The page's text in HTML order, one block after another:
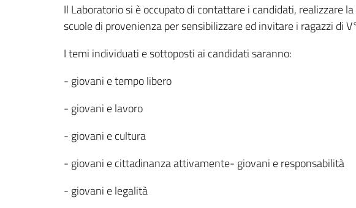
Il Laboratorio si è occupato di contattare i candidati, realizzare
scuole di provenienza per sensibilizzare ed invitare i ragazzi di
I temi individuati e sottoposti ai candidati saranno:
- giovani e tempo libero
- giovani e lavoro
- giovani e cultura
- giovani e cittadinanza attivamente- giovani e responsabilità
- giovani e legalità